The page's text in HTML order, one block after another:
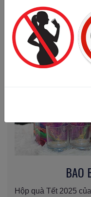
BAO
Hộp quà Tết 2025 của